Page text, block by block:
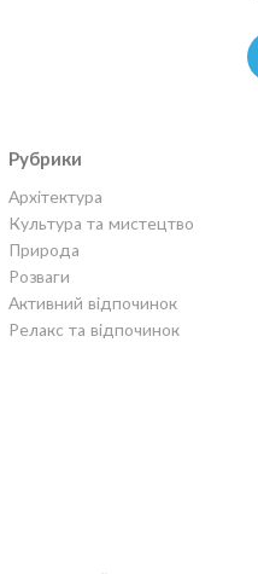
Рубрики
Архітектура
Культура та мистецтво
Природа
Розваги
Активний відпочинок
Релакс та відпочинок